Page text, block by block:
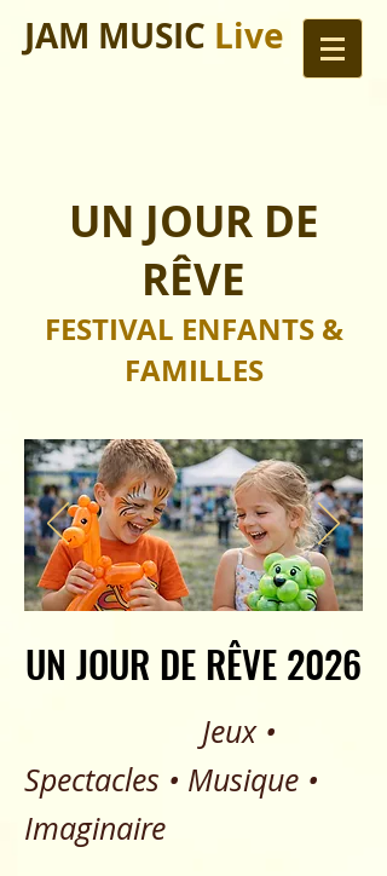
JAM MUSIC Live
UN JOUR DE
RÊVE
FESTIVAL ENFANTS &
FAMILLES
UN JOUR DE RÊVE 2026
UN JOUR DE RÊVE 2026
Jeux •
Spectacles • Musique •
Imaginaire